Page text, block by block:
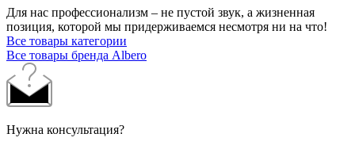
Для нас профессионализм – не пустой звук, а жизненная
позиция, которой мы придерживаемся несмотря ни на что!
Все товары категории
Все товары бренда Albero
Нужна консультация?